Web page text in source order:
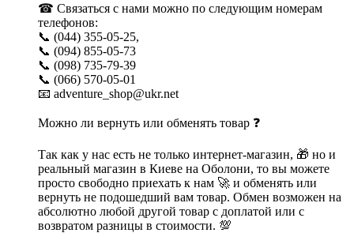
☎ Связаться с нами можно по следующим номерам
телефонов:
📞 (044) 355-05-25,
📞 (094) 855-05-73
📞 (098) 735-79-39
📞 (066) 570-05-01
📧 adventure_shop@ukr.net
Можно ли вернуть или обменять товар ❓
Так как у нас есть не только интернет-магазин, 🎁 но и
реальный магазин в Киеве на Оболони, то вы можете
просто свободно приехать к нам 🚀 и обменять или
вернуть не подошедший вам товар. Обмен возможен на
абсолютно любой другой товар с доплатой или с
возвратом разницы в стоимости. 💯